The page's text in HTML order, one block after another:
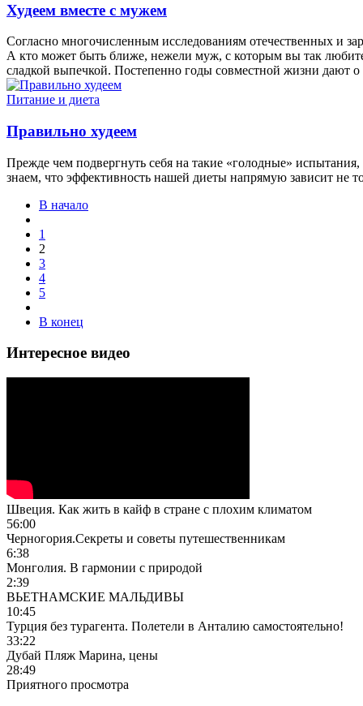
Худеем вместе с мужем
Согласно многочисленным исследованиям отечественных и
А кто может быть ближе, нежели муж, с которым вы так любите
сладкой выпечкой. Постепенно годы совместной жизни дают
Питание и диета
Правильно худеем
Прежде чем подвергнуть себя на такие «голодные»
знаем, что эффективность нашей диеты напрямую зависит не
В начало
1
2
3
4
5
В конец
Интересное видео
Швеция. Как жить в кайф в стране с плохим климатом
56:00
Черногория.Секреты и советы путешественникам
6:38
Монголия. В гармонии с природой
2:39
ВЬЕТНАМСКИЕ МАЛЬДИВЫ
10:45
Турция без турагента. Полетели в Анталию самостоятельно!
33:22
Дубай Пляж Марина, цены
28:49
Приятного просмотра